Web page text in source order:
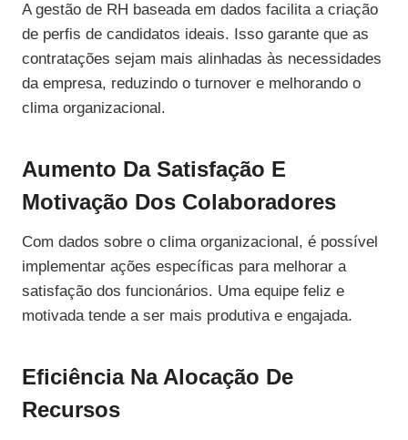
A gestão de RH baseada em dados facilita a criação
de perfis de candidatos ideais. Isso garante que as
contratações sejam mais alinhadas às necessidades
da empresa, reduzindo o turnover e melhorando o
clima organizacional.
Aumento Da Satisfação E
Motivação Dos Colaboradores
Com dados sobre o clima organizacional, é possível
implementar ações específicas para melhorar a
satisfação dos funcionários. Uma equipe feliz e
motivada tende a ser mais produtiva e engajada.
Eficiência Na Alocação De
Recursos